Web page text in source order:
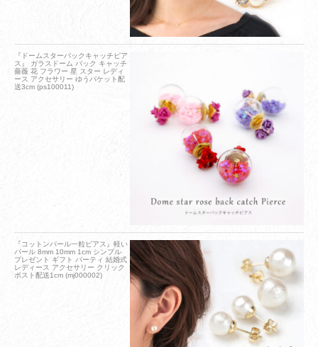
『ドームスターバックキャッチピア
ス』 ガラスドーム バック キャッチ
薔薇 花 フラワー 星 スター レディ
ース アクセサリー ゆうパケット配
送3cm (ps100011)
『コットンパール一粒ピアス』軽い
パール 8mm 10mm 1cm シンプル
プレゼント ギフト パーティ 結婚式
レディース アクセサリー クリック
ポスト配送1cm (mj000002)